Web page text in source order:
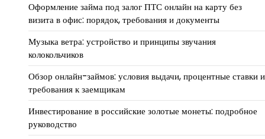
Оформление займа под залог ПТС онлайн на карту без
визита в офис: порядок, требования и документы
Музыка ветра: устройство и принципы звучания
колокольчиков
Обзор онлайн-займов: условия выдачи, процентные ставки и
требования к заемщикам
Инвестирование в российские золотые монеты: подробное
руководство